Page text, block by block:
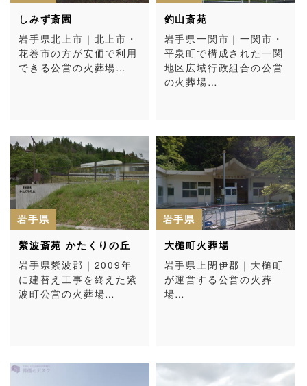
しみず斎園
岩手県北上市｜北上市・
花巻市の方が安価で利用
できる公営の火葬場…
釣山斎苑
岩手県一関市｜一関市・
平泉町で構成された一関
地区広域行政組合の公営
の火葬場…
岩手県
紫波斎苑 かたくりの丘
岩手県紫波郡｜2009年
に建替え工事を終えた紫
波町公営の火葬場…
岩手県
大槌町火葬場
岩手県上閉伊郡｜大槌町
が運営する公営の火葬
場…